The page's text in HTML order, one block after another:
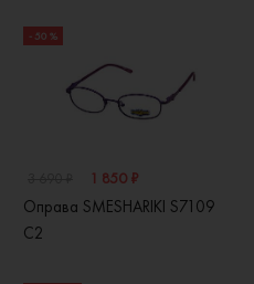
- 50 %
1 850 ₽
Оправа SMESHARIKI S7109
C2